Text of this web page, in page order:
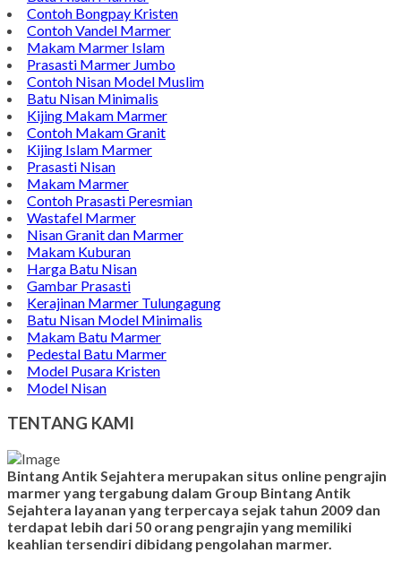
Wastafel Batu Kali
Batu Nisan Marmer
Contoh Bongpay Kristen
Contoh Vandel Marmer
Makam Marmer Islam
Prasasti Marmer Jumbo
Contoh Nisan Model Muslim
Batu Nisan Minimalis
Kijing Makam Marmer
Contoh Makam Granit
Kijing Islam Marmer
Prasasti Nisan
Makam Marmer
Contoh Prasasti Peresmian
Wastafel Marmer
Nisan Granit dan Marmer
Makam Kuburan
Harga Batu Nisan
Gambar Prasasti
Kerajinan Marmer Tulungagung
Batu Nisan Model Minimalis
Makam Batu Marmer
Pedestal Batu Marmer
Model Pusara Kristen
Model Nisan
TENTANG KAMI
Bintang Antik Sejahtera merupakan situs online pengrajin
marmer yang tergabung dalam Group Bintang Antik
Sejahtera layanan yang terpercaya sejak tahun 2009 dan
terdapat lebih dari 50 orang pengrajin yang memiliki